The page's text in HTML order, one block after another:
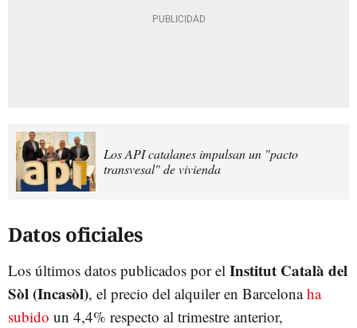
Los API catalanes impulsan un "pacto
transvesal" de vivienda
Datos oficiales
Los últimos datos publicados por el Institut Català del
Sòl (Incasòl), el precio del alquiler en Barcelonaha
subido un 4,4% respecto al trimestre anterior,